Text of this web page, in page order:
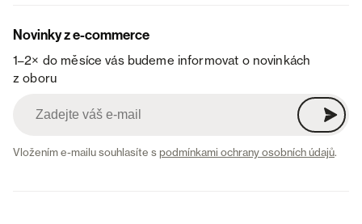
Novinky z e-commerce
1–2× do měsíce vás budeme informovat o novinkách
z oboru
Vložením e-mailu souhlasíte spodmínkami ochrany osobních údajů.